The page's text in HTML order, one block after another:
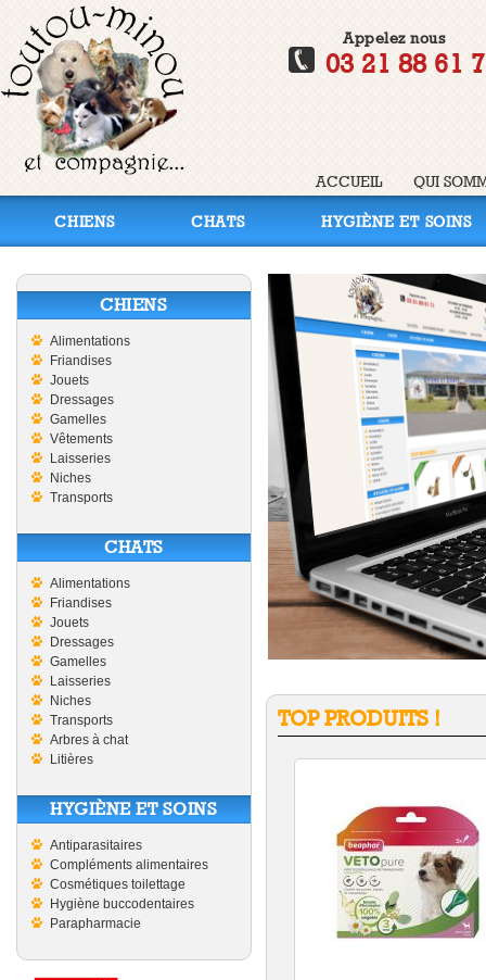
Appelez nous
03 21 88 61
ACCUEIL QUI
CHIENS CHATS HYGIÈNE ET SOINS
CHIENS
Alimentations
Friandises
Jouets
Dressages
Gamelles
Vêtements
Laisseries
Niches
Transports
CHATS
Alimentations
Friandises
Jouets
Dressages
Gamelles
Laisseries
Niches
Transports
Arbres à chat
Litières
HYGIÈNE ET SOINS
Antiparasitaires
Compléments alimentaires
Cosmétiques toilettage
Hygiène buccodentaires
Parapharmacie
TOP PRODUITS !